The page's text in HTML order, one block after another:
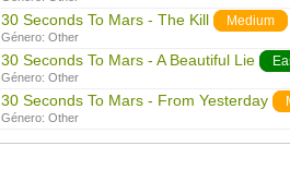
30 Seconds To Mars - The Kill Medium
Género: Other
30 Seconds To Mars - A Beautiful Lie
Género: Other
30 Seconds To Mars - From Yesterday
Género: Other